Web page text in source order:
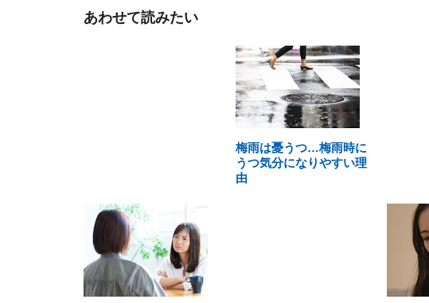
あわせて読みたい
梅雨は憂うつ…梅雨時に
うつ気分になりやすい理
由